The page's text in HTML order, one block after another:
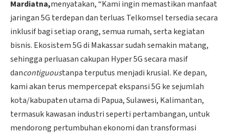
Mardiatna,menyatakan, “Kami ingin memastikan manfaat
jaringan 5G terdepan dan terluas Telkomsel tersedia secara
inklusif bagi setiap orang, semua rumah, serta kegiatan
bisnis. Ekosistem 5G di Makassar sudah semakin matang,
sehingga perluasan cakupan Hyper 5G secara masif
dancontiguoustanpa terputus menjadi krusial. Ke depan,
kami akan terus mempercepat ekspansi 5G ke sejumlah
kota/kabupaten utama di Papua, Sulawesi, Kalimantan,
termasuk kawasan industri seperti pertambangan, untuk
mendorong pertumbuhan ekonomi dan transformasi